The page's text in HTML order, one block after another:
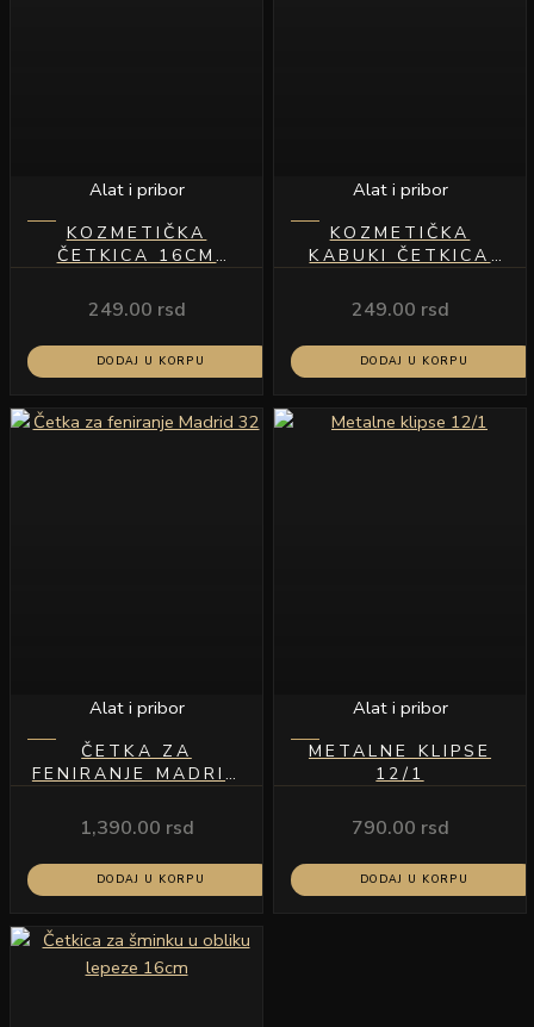
Alat i pribor
KOZMETIČKA
ČETKICA 16CM
249.00 rsd
DODAJ U KORPU
Alat i pribor
KOZMETIČKA
KABUKI ČETKICA
249.00 rsd
DODAJ U KORPU
Alat i pribor
ČETKA ZA
FENIRANJE MADRID
1,390.00 rsd
DODAJ U KORPU
Alat i pribor
METALNE KLIPSE
12/1
790.00 rsd
DODAJ U KORPU